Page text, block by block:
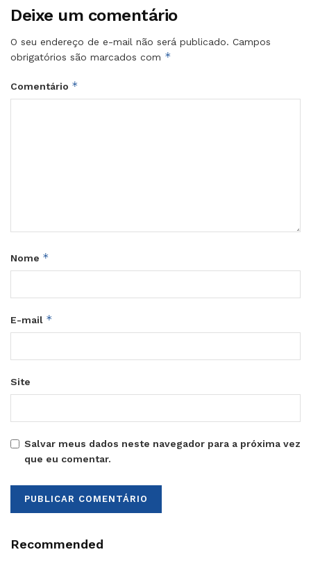
Deixe um comentário
O seu endereço de e-mail não será publicado. Campos
obrigatórios são marcados com *
Comentário *
Nome *
E-mail *
Site
Salvar meus dados neste navegador para a próxima vez
que eu comentar.
Recommended